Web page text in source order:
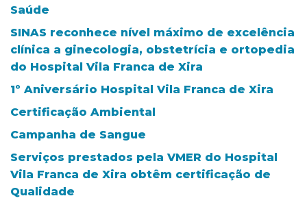
Saúde
SINAS reconhece nível máximo de excelência
clínica a ginecologia, obstetrícia e ortopedia
do Hospital Vila Franca de Xira
1º Aniversário Hospital Vila Franca de Xira
Certificação Ambiental
Campanha de Sangue
Serviços prestados pela VMER do Hospital
Vila Franca de Xira obtêm certificação de
Qualidade